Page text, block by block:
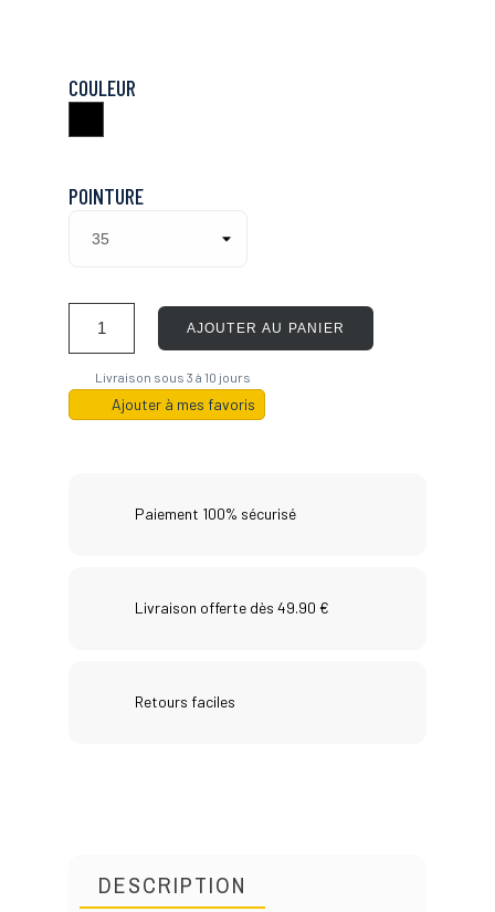
COULEUR
POINTURE
AJOUTER AU PANIER
Livraison sous 3 à 10 jours
Ajouter à mes favoris
Paiement 100% sécurisé
Livraison offerte dès 49.90 €
Retours faciles
DESCRIPTION